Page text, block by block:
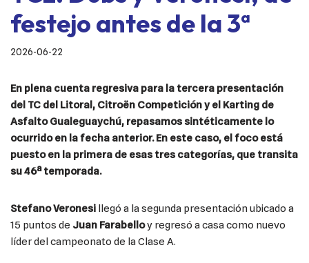
festejo antes de la 3ª
2026-06-22
En plena cuenta regresiva para la tercera presentación
del TC del Litoral, Citroën Competición y el Karting de
Asfalto Gualeguaychú, repasamos sintéticamente lo
ocurrido en la fecha anterior. En este caso, el foco está
puesto en la primera de esas tres categorías, que transita
su 46ª temporada.
Stefano Veronesi llegó a la segunda presentación ubicado a
15 puntos de Juan Farabelloy regresó a casa como nuevo
líder del campeonato de la Clase A.